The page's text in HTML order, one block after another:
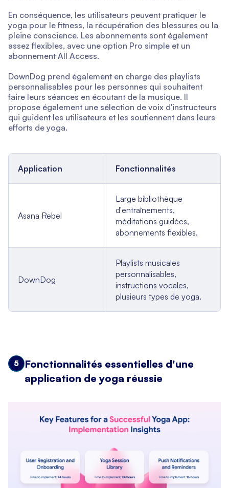
En conséquence, les utilisateurs peuvent pratiquer le
yoga pour le fitness, la récupération des blessures ou la
pleine conscience. Les abonnements sont également
assez flexibles, avec une option Pro simple et un
abonnement All Access.
DownDog prend également en charge des playlists
personnalisables pour les personnes qui souhaitent
faire leurs séances en écoutant de la musique. Il
propose également une sélection de voix d'instructeurs
qui guident les utilisateurs et les soutiennent dans leurs
efforts de yoga.
Application Fonctionnalités
Asana Rebel
Large bibliothèque
d'entraînements,
méditations guidées,
abonnements flexibles.
DownDog
Playlists musicales
personnalisables,
instructions vocales,
plusieurs types de yoga.
5
Fonctionnalités essentielles d'une
application de yoga réussie